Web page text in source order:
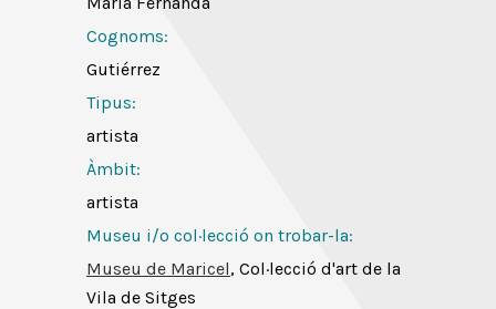
Cognoms:
Gutiérrez
Tipus:
artista
Àmbit:
artista
Museu i/o col·lecció on trobar-la:
Museu de Maricel, Col·lecció d'art de la
Vila de Sitges